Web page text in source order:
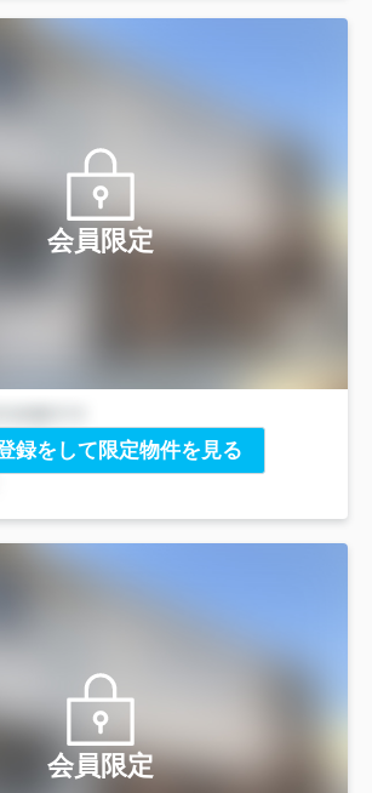
会員限定
録をして限定物件を見る
会員限定